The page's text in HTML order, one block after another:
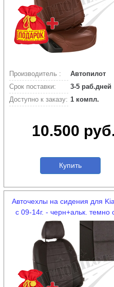
Производитель :
Автопилот
Срок поставки:
3-5 раб.дней
Доступно к заказу: 1 компл.
10.500
Купить
Авточехлы на сидения для
с 09-14г. - черн+альк. темно